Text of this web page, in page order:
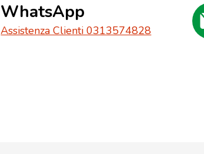
WhatsApp
Assistenza Clienti 0313574828